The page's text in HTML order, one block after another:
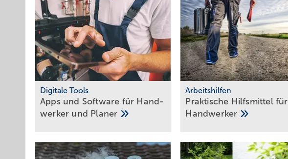
Digitale Tools
Apps und Soft­ware für Hand­
werker und Planer
Arbeitshilfen
Praktische Hilfs­mittel für
Hand­werker